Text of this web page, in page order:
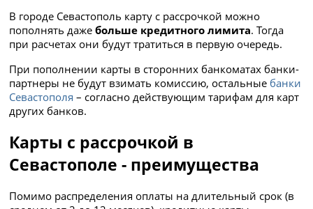
В городе Севастополь карту с рассрочкой можно
пополнять дажебольше кредитного лимита. Тогда
при расчетах они будут тратиться в первую очередь.
При пополнении карты в сторонних банкоматах банки-
партнеры не будут взимать комиссию, остальные банки
Севастополя – согласно действующим тарифам для карт
других банков.
Карты с рассрочкой в
Севастополе - преимущества
Помимо распределения оплаты на длительный срок (в